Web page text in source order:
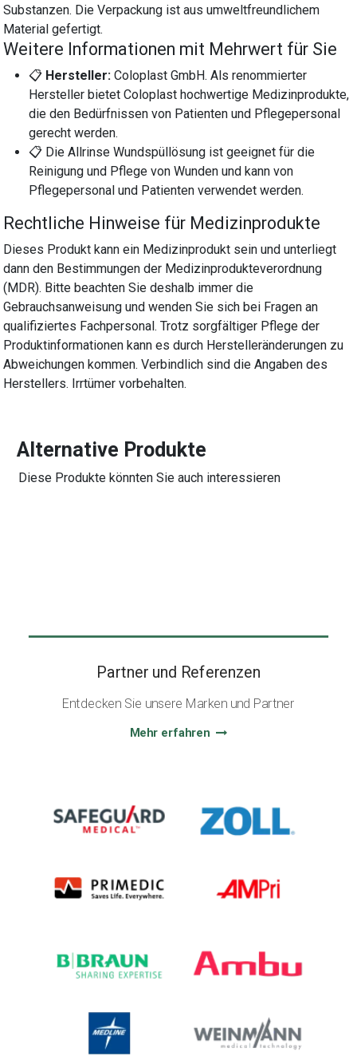
Substanzen. Die Verpackung ist aus umweltfreundlichem
Material gefertigt.
Weitere Informationen mit Mehrwert für Sie
📋 Hersteller: Coloplast GmbH. Als renommierter
Hersteller bietet Coloplast hochwertige Medizinprodukte,
die den Bedürfnissen von Patienten und Pflegepersonal
gerecht werden.
📋 Die Allrinse Wundspüllösung ist geeignet für die
Reinigung und Pflege von Wunden und kann von
Pflegepersonal und Patienten verwendet werden.
Rechtliche Hinweise für Medizinprodukte
Dieses Produkt kann ein Medizinprodukt sein und unterliegt
dann den Bestimmungen der Medizinprodukteverordnung
(MDR). Bitte beachten Sie deshalb immer die
Gebrauchsanweisung und wenden Sie sich bei Fragen an
qualifiziertes Fachpersonal. Trotz sorgfältiger Pflege der
Produktinformationen kann es durch Herstelleränderungen zu
Abweichungen kommen. Verbindlich sind die Angaben des
Herstellers. Irrtümer vorbehalten.
Alternative Produkte
Diese Produkte könnten Sie auch interessieren
Partner und Referenzen
Entdecken Sie unsere Marken und Partner
Mehr erfahren